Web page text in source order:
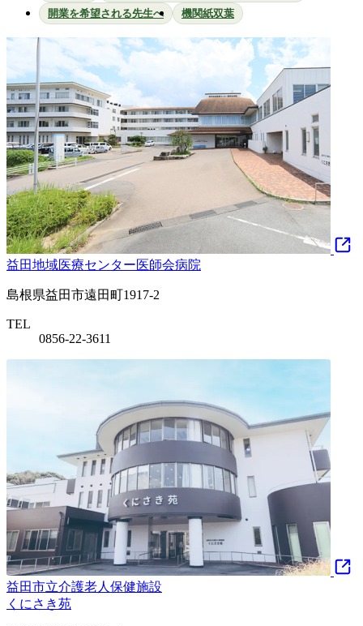
開業を希望される先生へ 機関紙双葉
益田地域医療センター医師会病院
島根県益田市遠田町1917-2
TEL
0856-22-3611
益田市立介護老人保健施設
くにさき苑